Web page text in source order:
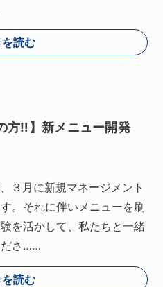
読む
方‼】新メニュー開発
３月に新規マネージメント
。それに伴いメニューを刷
を活かして、私たちと一緒
ださ……
読む